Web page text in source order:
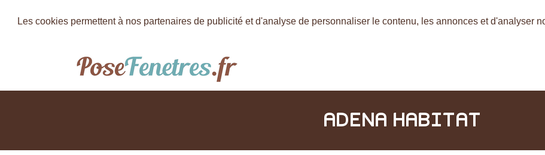
Les cookies permettent à nos partenaires de publicité et d'analyse de personnaliser le contenu, les annonces et d'analyser
ADENA HABITAT